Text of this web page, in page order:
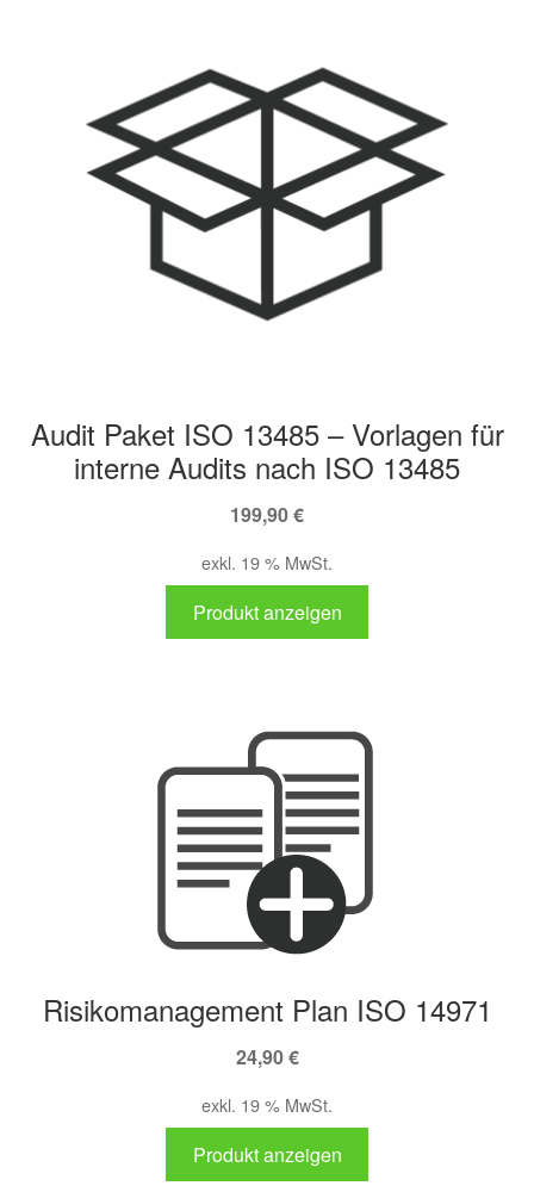
Audit Paket ISO 13485 – Vorlagen für
interne Audits nach ISO 13485
199,90€
exkl. 19 % MwSt.
Produkt anzeigen
Risikomanagement Plan ISO 14971
24,90€
exkl. 19 % MwSt.
Produkt anzeigen